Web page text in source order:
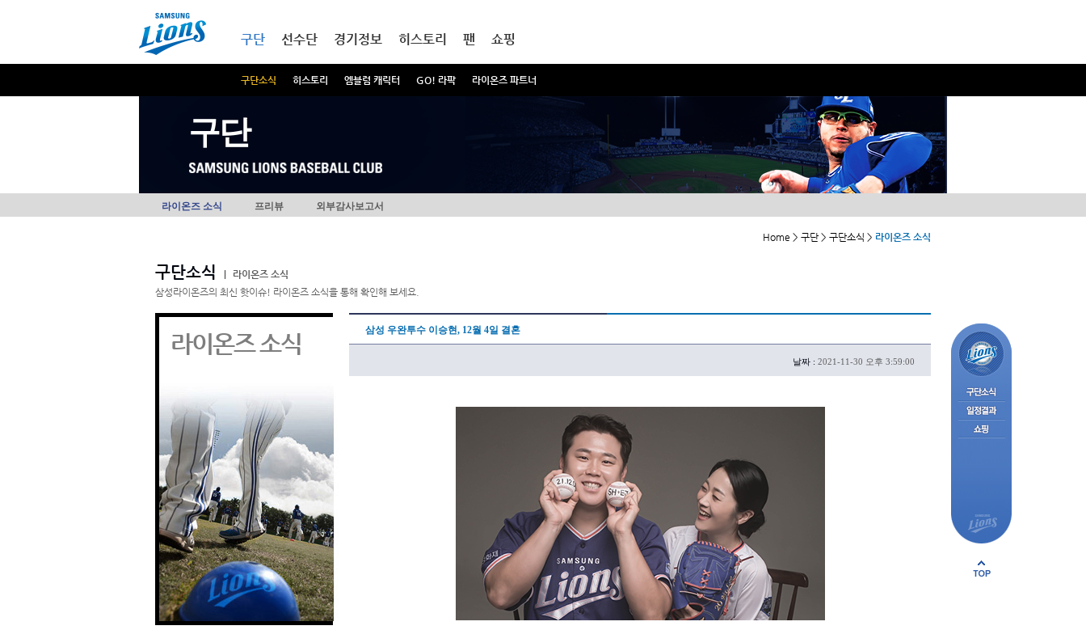
구단
구단소식 히스토리 엠블럼 캐릭터 GO! 라팍 라이온즈 파트너
선수단 경기정보 히스토리 팬 쇼핑
구단
라이온즈 소식 프리뷰 외부감사보고서
Home > 구단 > 구단소식 > 라이온즈 소식
구단소식
라이온즈 소식
삼성라이온즈의 최신 핫이슈! 라이온즈 소식을 통해 확인해 보세요.
라이온즈 소식 삼성 우완투수 이승현, 12월 4일 결혼
날짜 : 2021-11-30 오후 3:59:00